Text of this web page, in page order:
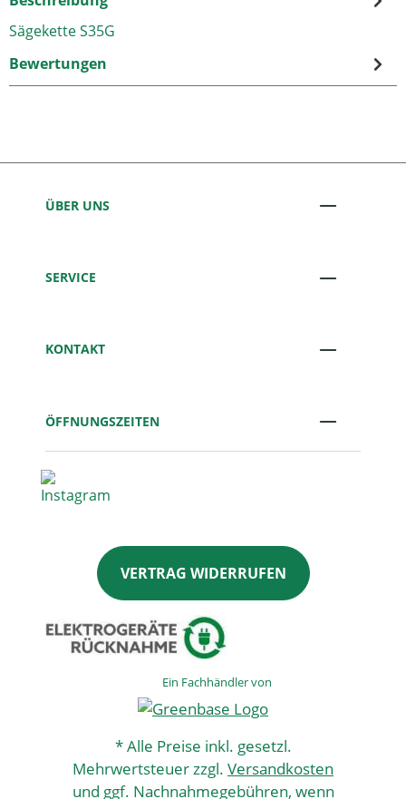
Sägekette S35G
Bewertungen
ÜBER UNS
SERVICE
KONTAKT
ÖFFNUNGSZEITEN
VERTRAG WIDERRUFEN
Ein Fachhändler von
* Alle Preise inkl. gesetzl.
Mehrwertsteuer zzgl. Versandkosten
und ggf. Nachnahmegebühren, wenn